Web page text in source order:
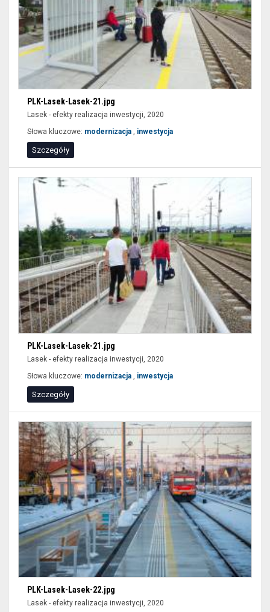
dostępne
czytników
ekranu
(sekcja
lokalizacja).
wyświetlić
zawężone
wyniki
wyszukiwania
można
wypełnić
niektóre
pozycje
formularzy
wybrać
przycisk
filtruj.
PLK-Lasek-Lasek-21.jpg
Lasek - efekty realizacja inwestycji, 2020
Słowa kluczowe: modernizacja , inwestycja
Szczegóły
PLK-Lasek-Lasek-21.jpg
Lasek - efekty realizacja inwestycji, 2020
Słowa kluczowe: modernizacja inwestycja
Szczegóły
PLK-Lasek-Lasek-22.jpg
Lasek - efekty realizacja inwestycji, 2020